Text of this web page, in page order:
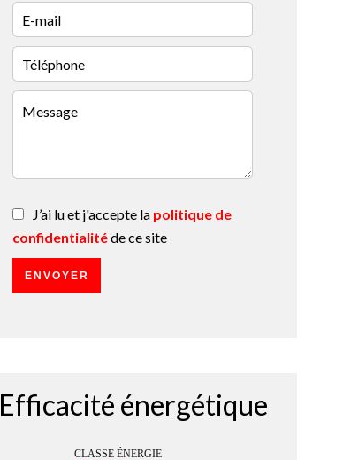
J’ai lu et j'accepte la politique de
confidentialitéde ce site
ENVOYER
Efficacité énergétique